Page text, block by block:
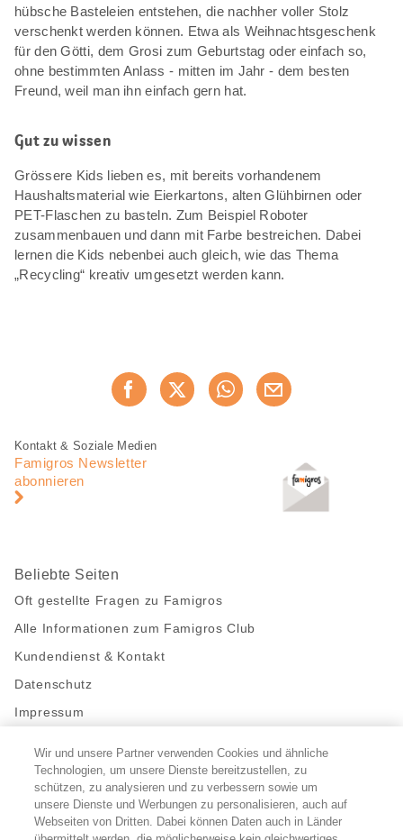
hübsche Basteleien entstehen, die nachher voller Stolz
verschenkt werden können. Etwa als Weihnachtsgeschenk
für den Götti, dem Grosi zum Geburtstag oder einfach so,
ohne bestimmten Anlass - mitten im Jahr - dem besten
Freund, weil man ihn einfach gern hat.
Gut zu wissen
Grössere Kids lieben es, mit bereits vorhandenem
Haushaltsmaterial wie Eierkartons, alten Glühbirnen oder
PET-Flaschen zu basteln. Zum Beispiel Roboter
zusammenbauen und dann mit Farbe bestreichen. Dabei
lernen die Kids nebenbei auch gleich, wie das Thema
„Recycling“ kreativ umgesetzt werden kann.
Jetzt weiterempfehlen
Fusszeile
Fusszeile
Navigation
Kontakt & Soziale Medien
Famigros Newsletter
abonnieren
Beliebte Seiten
Oft gestellte Fragen zu Famigros
Alle Informationen zum Famigros Club
Kundendienst & Kontakt
Datenschutz
Impressum
Bleibe mit uns in Kontakt
Facebook
https://twitter.com/migros
https://www.youtube.com/user/
PinterestInstagram
Wir und unsere Partner verwenden Cookies und ähnliche
Technologien, um unsere Dienste bereitzustellen, zu
schützen, zu analysieren und zu verbessern sowie um
unsere Dienste und Werbungen zu personalisieren, auch auf
Webseiten von Dritten. Dabei können Daten auch in Länder